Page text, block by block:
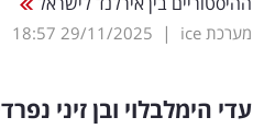
מערכת ice |
29/11/2025
18:57
עדי הימלבלוי ובן זיני